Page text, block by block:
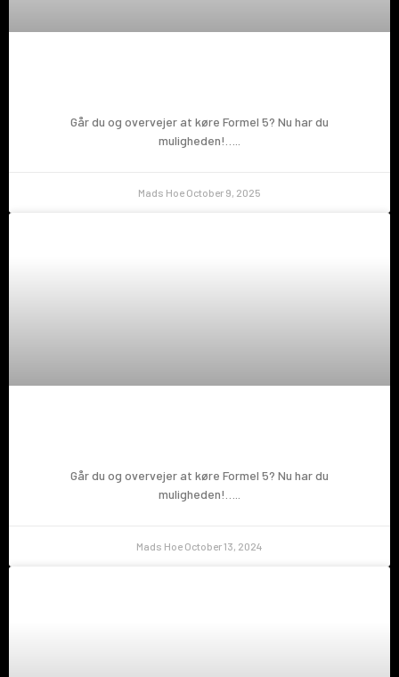
Går du og overvejer at køre Formel 5? Nu har du
muligheden!…..
Mads Hoe October 9, 2025
Går du og overvejer at køre Formel 5? Nu har du
muligheden!…..
Mads Hoe October 13, 2024